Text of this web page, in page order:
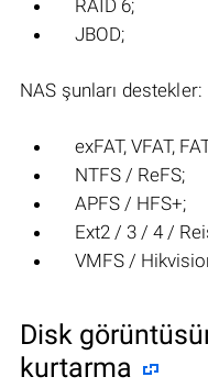
RAID 6;
JBOD;
NAS şunları destekler:
exFAT, VFAT,
NTFS / ReFS;
APFS / HFS+;
Ext2 / 3 / 4 /
VMFS /
Disk
kurtarma